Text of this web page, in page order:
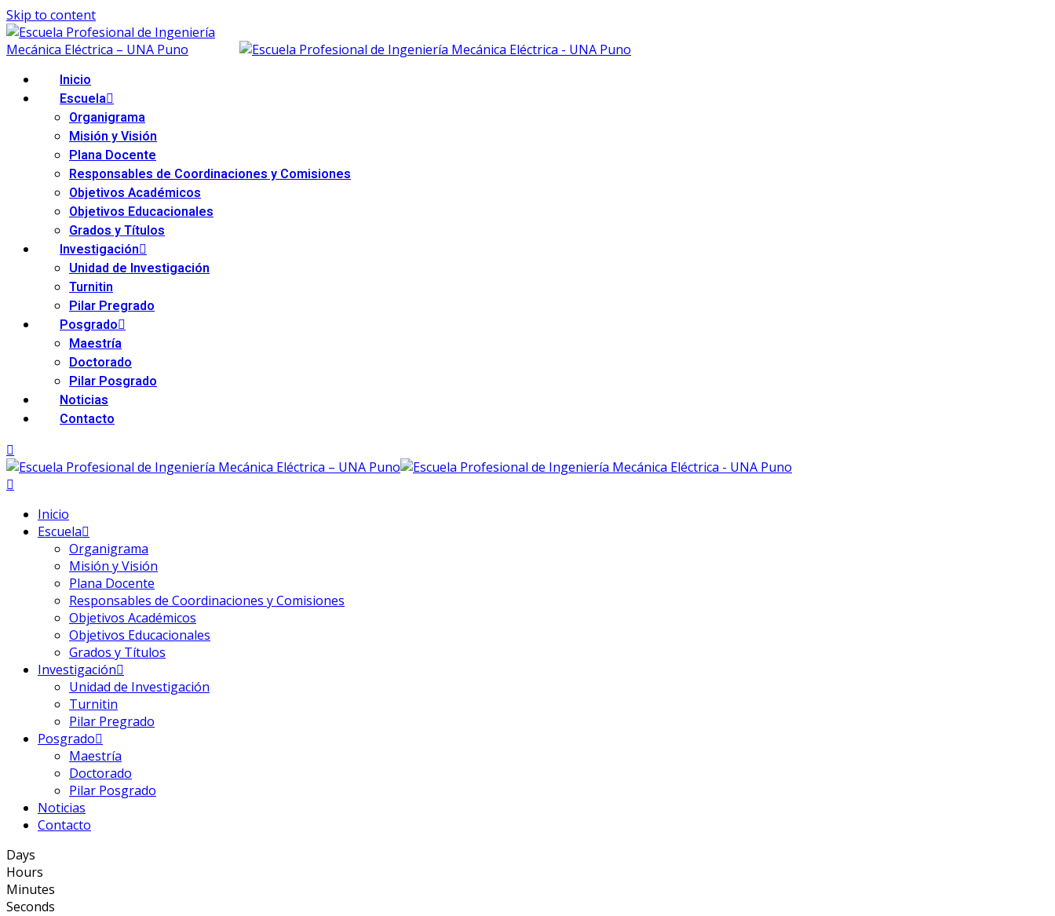
Skip to content
Inicio
Escuela
Organigrama
Misión y Visión
Plana Docente
Responsables de Coordinaciones y Comisiones
Objetivos Académicos
Objetivos Educacionales
Grados y Títulos
Investigación
Unidad de Investigación
Turnitin
Pilar Pregrado
Posgrado
Maestría
Doctorado
Pilar Posgrado
Noticias
Contacto
Inicio
Escuela
Organigrama
Misión y Visión
Plana Docente
Responsables de Coordinaciones y Comisiones
Objetivos Académicos
Objetivos Educacionales
Grados y Títulos
Investigación
Unidad de Investigación
Turnitin
Pilar Pregrado
Posgrado
Maestría
Doctorado
Pilar Posgrado
Noticias
Contacto
Days
Hours
Minutes
Seconds